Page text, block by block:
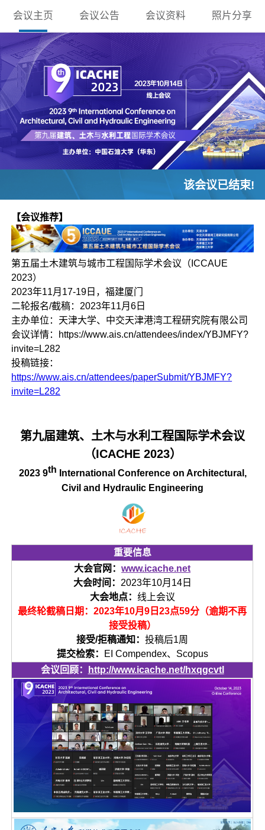
会议主页 会议公告 会议资料 照片分享
该会议已结束!
【会议推荐】
第五届土木建筑与城市工程国际学术会议（ICCAUE
2023）
2023年11月17-19日，福建厦门
二轮报名/截稿：2023年11月6日
主办单位：天津大学、中交天津港湾工程研究院有限公司
会议详情：https://www.ais.cn/attendees/index/YBJMFY?
invite=L282
投稿链接：
https://www.ais.cn/attendees/paperSubmit/YBJMFY?
invite=L282
第九届建筑、土木与水利工程国际学术会议
（ICACHE 2023）
2023 9th International Conference on Architectural,
Civil and Hydraulic Engineering
重要信息
大会官网：www.icache.net
大会时间： 2023年10月14日
大会地点： 线上会议
最终轮截稿日期：2023年10月9日23点59分（逾期不再
接受投稿）
接受/拒稿通知：投稿后1周
提交检索：
EI Compendex、Scopus
会议回顾：
http://www.icache.net/hxqgcvtl